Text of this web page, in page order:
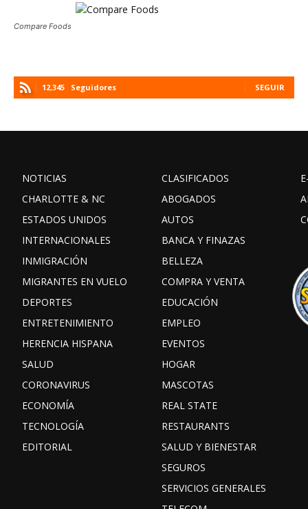
Compare Foods
12,345 Seguidores SEGUIR
NOTICIAS
CHARLOTTE & NC
ESTADOS UNIDOS
INTERNACIONALES
INMIGRACIÓN
MIGRANTES EN VUELO
DEPORTES
ENTRETENIMIENTO
HERENCIA HISPANA
SALUD
CORONAVIRUS
ECONOMÍA
TECNOLOGÍA
EDITORIAL
CLASIFICADOS
ABOGADOS
AUTOS
BANCA Y FINAZAS
BELLEZA
COMPRA Y VENTA
EDUCACIÓN
EMPLEO
EVENTOS
HOGAR
MASCOTAS
REAL STATE
RESTAURANTS
SALUD Y BIENESTAR
SEGUROS
SERVICIOS GENERALES